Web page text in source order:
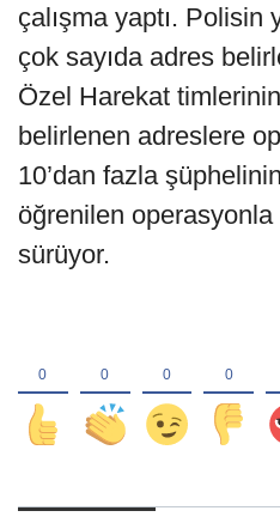
çalışma yaptı. Polisin
çok sayıda adres
Özel Harekat
belirlenen adreslere
10’dan fazla şüphelinin
öğrenilen
sürüyor.